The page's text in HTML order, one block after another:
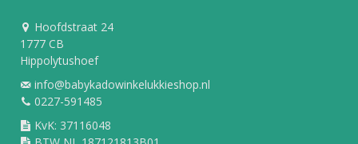
Hoofdstraat 24
1777 CB
Hippolytushoef
info@babykadowinkelukkieshop.nl
0227-591485
KvK: 37116048